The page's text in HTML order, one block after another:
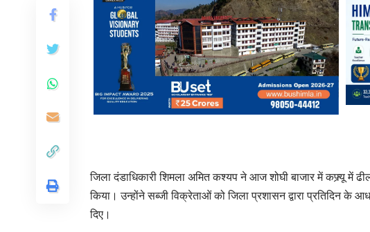
जिला दंडाधिकारी शिमला अमित कश्यप ने आज शोघी बाजार में कफ्र्यू में
किया। उन्होंने सब्जी विक्रेताओं को जिला प्रशासन द्वारा प्रतिदिन के
दिए।